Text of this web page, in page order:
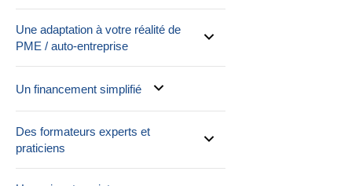
Une adaptation à votre réalité de
PME / auto-entreprise
Un financement simplifié
Des formateurs experts et
praticiens